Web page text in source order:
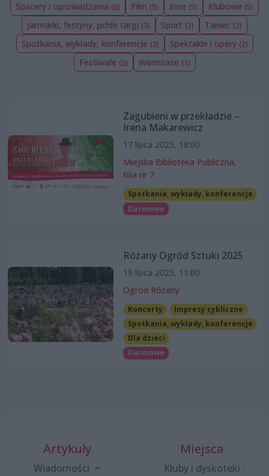
Spacery i oprowadzania (6) Film (5) Inne (5) Klubowe (5)
Jarmarki, festyny, pchle targi (3) Sport (3) Taniec (2)
Spotkania, wykłady, konferencje (2) Spektakle i opery (2)
Festiwale (2) Wernisaże (1)
Zagubieni w przekładzie –
Irena Makarewicz
17 lipca 2025, 18:00
Miejska Biblioteka Publiczna,
filia nr 7
Spotkania, wykłady, konferencje
Darmowe
Różany Ogród Sztuki 2025
19 lipca 2025, 11:00
Ogród Różany
Koncerty
Imprezy cykliczne
Spotkania, wykłady, konferencje
Dla dzieci
Darmowe
Artykuły
Wiadomości
Miejsca
Kluby i dyskoteki